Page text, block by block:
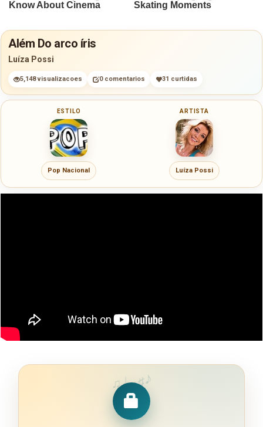
Além Do arco íris
Luíza Possi
5,148 visualizacoes 0 comentarios 31 curtidas
ESTILO
Pop Nacional
ARTISTA
Luíza Possi
♫♩♯♪